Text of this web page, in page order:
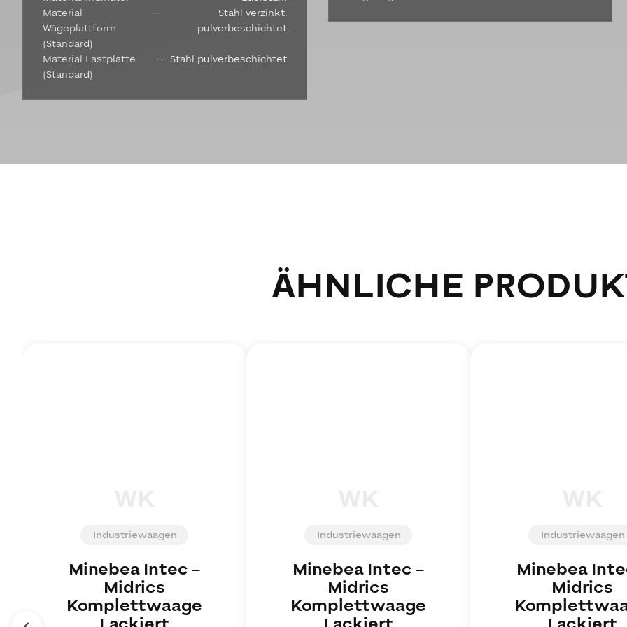
Material
Wägeplattform
(Standard)
Stahl verzinkt,
pulverbeschichtet
Material Lastplatte
(Standard)
Stahl pulverbeschichtet
ÄHNLICHE
Industriewaagen
Minebea Intec–
Midrics
Komplettwaage
Industriewaagen
Minebea Intec–
Midrics
Komplettwaage
Industriewaagen
Minebea
Midrics